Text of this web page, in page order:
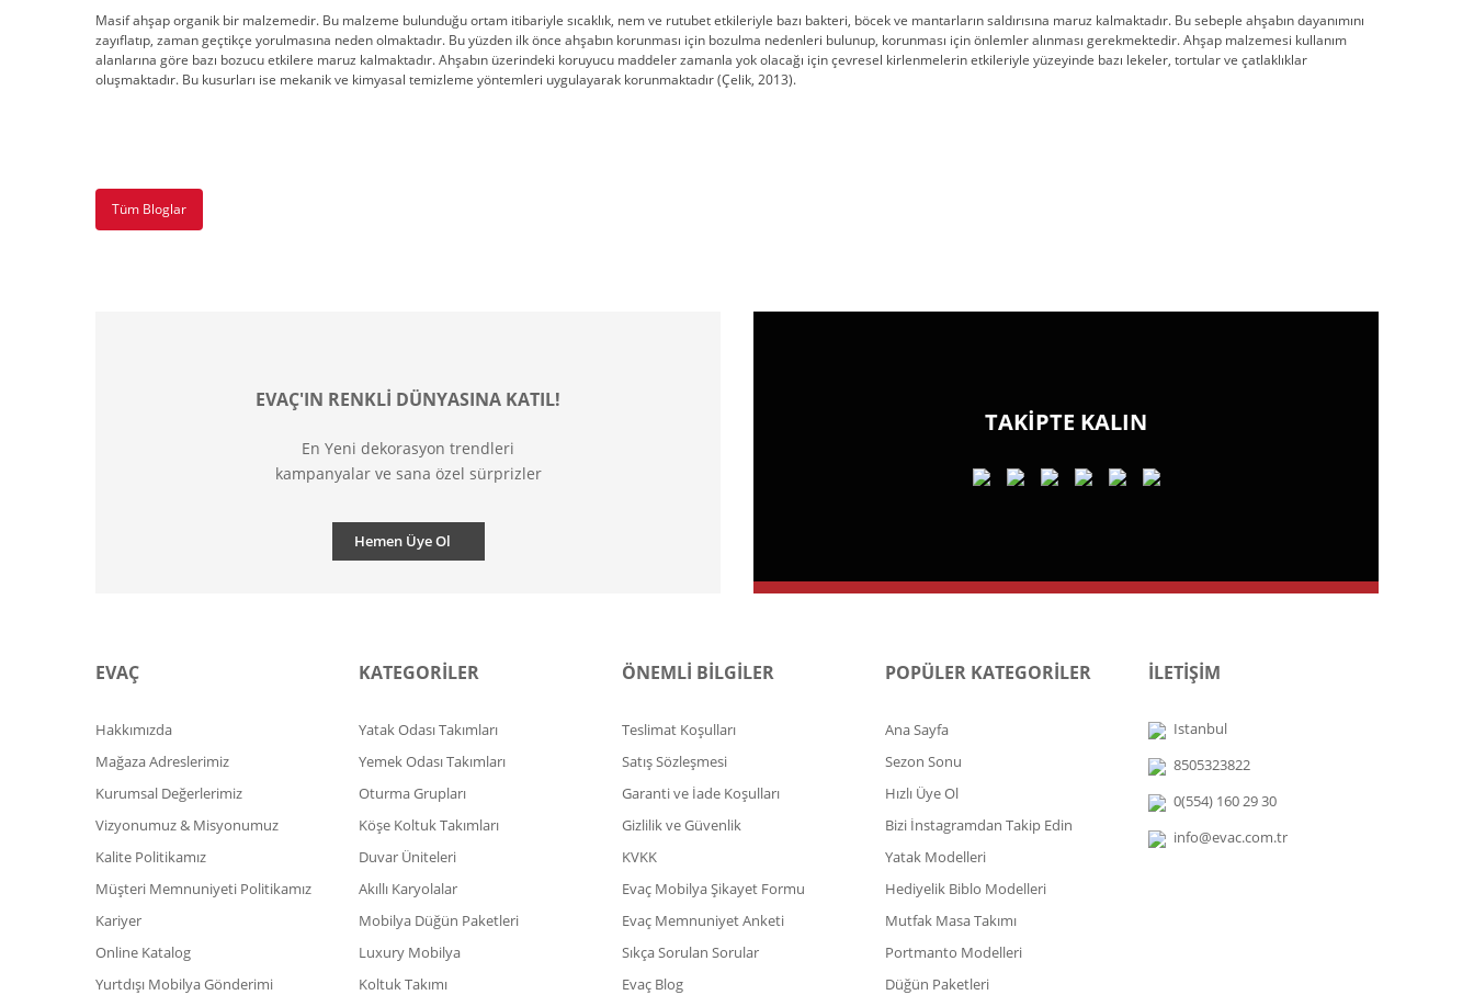
Masif ahşap organik bir malzemedir. Bu malzeme bulunduğu ortam itibariyle sıcaklık, nem ve rutubet etkileriyle bazı bakteri, böcek ve mantarların saldırısına maruz kalmaktadır. Bu sebeple ahşabın dayanımını
zayıflatıp, zaman geçtikçe yorulmasına neden olmaktadır. Bu yüzden ilk önce ahşabın korunması için bozulma nedenleri bulunup, korunması için önlemler alınması gerekmektedir. Ahşap malzemesi kullanım
alanlarına göre bazı bozucu etkilere maruz kalmaktadır. Ahşabın üzerindeki koruyucu maddeler zamanla yok olacağı için çevresel kirlenmelerin etkileriyle yüzeyinde bazı lekeler, tortular ve çatlaklıklar
oluşmaktadır. Bu kusurları ise mekanik ve kimyasal temizleme yöntemleri uygulayarak korunmaktadır (Çelik, 2013).
Tüm Bloglar
EVAÇ'IN RENKLİ DÜNYASINA KATIL!
En Yeni dekorasyon trendleri
kampanyalar ve sana özel sürprizler
Hemen Üye Ol
TAKİPTE KALIN
EVAÇ
Hakkımızda
Mağaza Adreslerimiz
Kurumsal Değerlerimiz
Vizyonumuz & Misyonumuz
Kalite Politikamız
Müşteri Memnuniyeti Politikamız
Kariyer
Online Katalog
Yurtdışı Mobilya Gönderimi
KATEGORİLER
Yatak Odası Takımları
Yemek Odası Takımları
Oturma Grupları
Köşe Koltuk Takımları
Duvar Üniteleri
Akıllı Karyolalar
Mobilya Düğün Paketleri
Luxury Mobilya
Koltuk Takımı
ÖNEMLİ BİLGİLER
Teslimat Koşulları
Satış Sözleşmesi
Garanti ve İade Koşulları
Gizlilik ve Güvenlik
KVKK
Evaç Mobilya Şikayet Formu
Evaç Memnuniyet Anketi
Sıkça Sorulan Sorular
Evaç Blog
POPÜLER KATEGORİLER
Ana Sayfa
Sezon Sonu
Hızlı Üye Ol
Bizi İnstagramdan Takip Edin
Yatak Modelleri
Hediyelik Biblo Modelleri
Mutfak Masa Takımı
Portmanto Modelleri
Düğün Paketleri
İLETİŞİM
Istanbul
8505323822
0(554) 160 29 30
info@evac.com.tr